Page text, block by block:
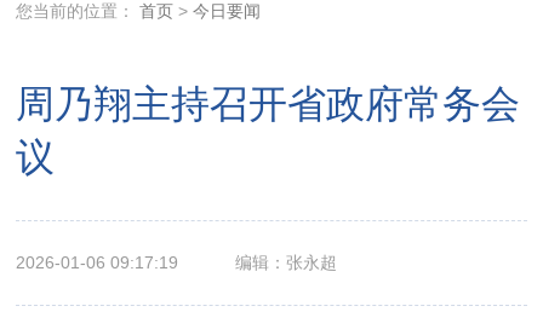
您当前的位置：首页 >今日要闻
周乃翔主持召开省政府常务会
议
2026-01-06 09:17:19 编辑：张永超